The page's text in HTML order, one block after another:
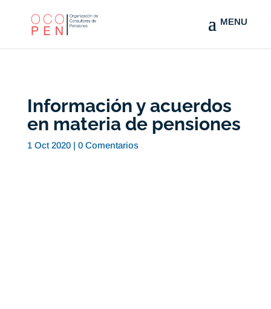
Información y acuerdos
en materia de pensiones
1 Oct 2020| 0 Comentarios